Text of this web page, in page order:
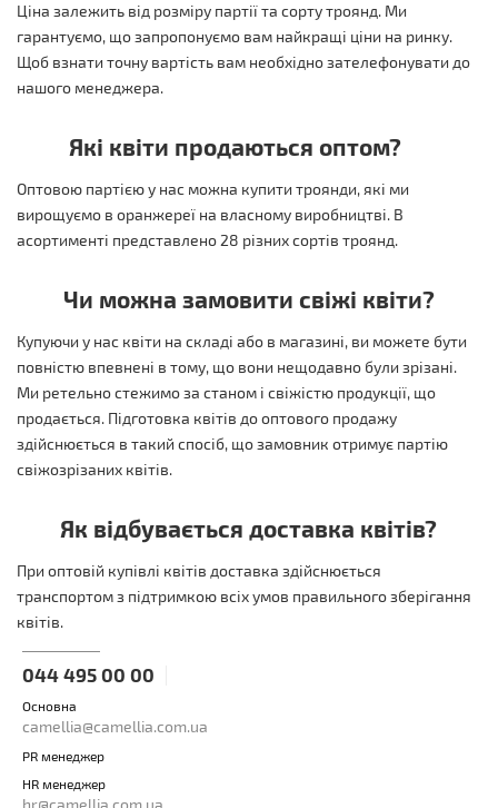
Ціна залежить від розміру партії та сорту троянд. Ми
гарантуємо, що запропонуємо вам найкращі ціни на ринку.
Щоб взнати точну вартість вам необхідно зателефонувати до
нашого менеджера.
Які квіти продаються оптом?
Оптовою партією у нас можна купити троянди, які ми
вирощуємо в оранжереї на власному виробництві. В
асортименті представлено 28 різних сортів троянд.
Чи можна замовити свіжі квіти?
Купуючи у нас квіти на складі або в магазині, ви можете бути
повністю впевнені в тому, що вони нещодавно були зрізані.
Ми ретельно стежимо за станом і свіжістю продукції, що
продається. Підготовка квітів до оптового продажу
здійснюється в такий спосіб, що замовник отримує партію
свіжозрізаних квітів.
Як відбувається доставка квітів?
При оптовій купівлі квітів доставка здійснюється
транспортом з підтримкою всіх умов правильного зберігання
квітів.
044 495 00 00
Основна
camellia@camellia.com.ua
PR менеджер
HR менеджер
hr@camellia.com.ua